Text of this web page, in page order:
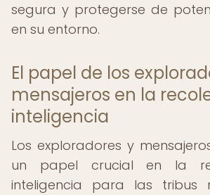
segura y protegerse de
en su entorno.
El papel de los
mensajeros en la
inteligencia
Los exploradores y
un papel crucial en la
inteligencia para las tribus